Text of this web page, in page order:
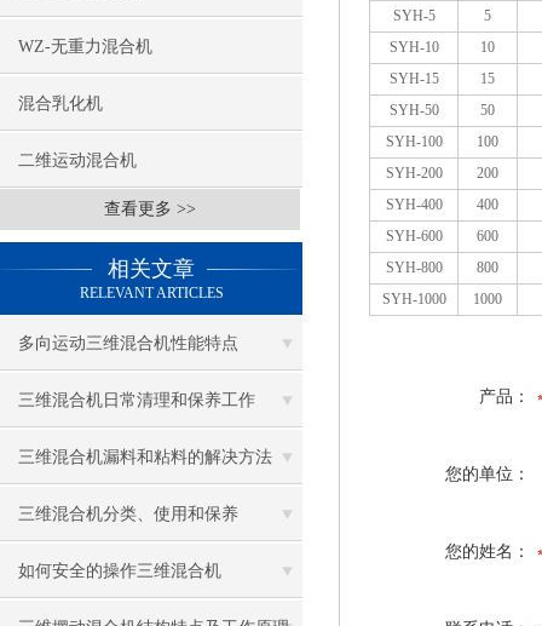
WZ-无重力混合机
混合乳化机
二维运动混合机
查看更多 >>
相关文章
RELEVANT ARTICLES
多向运动三维混合机性能特点
三维混合机日常清理和保养工作
三维混合机漏料和粘料的解决方法
三维混合机分类、使用和保养
如何安全的操作三维混合机
SYH-5
5
SYH-10
10
SYH-15
15
SYH-50
50
SYH-100
100
SYH-200
200
SYH-400
400
SYH-600
600
SYH-800
800
SYH-1000
1000
产品：
您的单位：
您的姓名：